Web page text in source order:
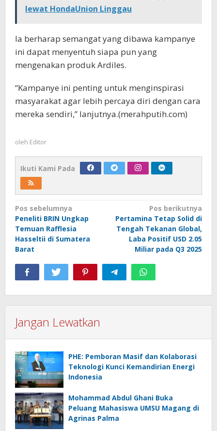
lewat HondaUnion Linggau
Ia berharap semangat yang dibawa kampanye
ini dapat menyentuh siapa pun yang
mengenakan produk Ardiles.
“Kampanye ini penting untuk menginspirasi
masyarakat agar lebih percaya diri dengan cara
mereka sendiri,” lanjutnya.(merahputih.com)
oleh Editor
Ikuti Kami Pada
Navigasi
pos
Pos sebelumnya
Peneliti BRIN Ungkap
Temuan Rafflesia
Hasseltii di Sumatera
Barat
Pos berikutnya
Pertamina Tetap Solid di
Tengah Tekanan Global,
Laba Positif USD 2.05
Miliar pada Q3 2025
Jangan Lewatkan
PHE: Pemboran Masif dan Kolaborasi
Teknologi Kunci Kemandirian Energi
Indonesia
Mohammad Abdul Ghani Buka
Peluang Mahasiswa UMSU Magang di
Agrinas Palma